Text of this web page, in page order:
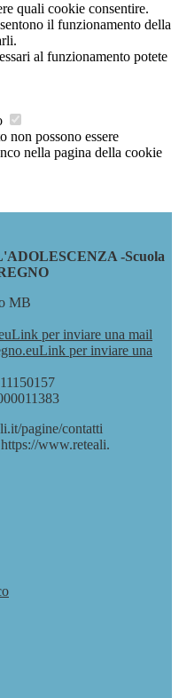
quali cookie consentire.
il funzionamento della
al funzionamento potete
non possono essere
nella pagina della cookie
-Scuola
MB
Link per inviare una mail
Link per inviare una
pagine/contatti
www.reteali.